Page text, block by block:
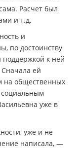
Расчет был
и т.д.
и
по достоинству
поддержкой к ней
ей
на общественных
уже в
уже и не
написала, —